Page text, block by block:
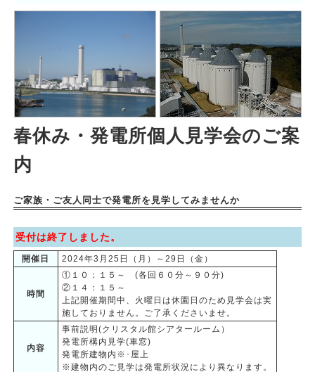
春休み・発電所個人見学会のご案
内
ご家族・ご友人同士で発電所を見学してみませんか
受付は終了しました。
開催日 2024年3月25日 （月） ～29日 （金）
時間
①１０：１５～ (各回６０分～９０分)
②１４：１５～
上記開催期間中、火曜日は休園日のため見学会は実
施しておりません。ご了承くださいませ。
内容
事前説明(クリスタル館シアタールーム）
発電所構内見学(車窓)
発電所建物内※･屋上
※建物内のご見学は発電所状況により異なります。